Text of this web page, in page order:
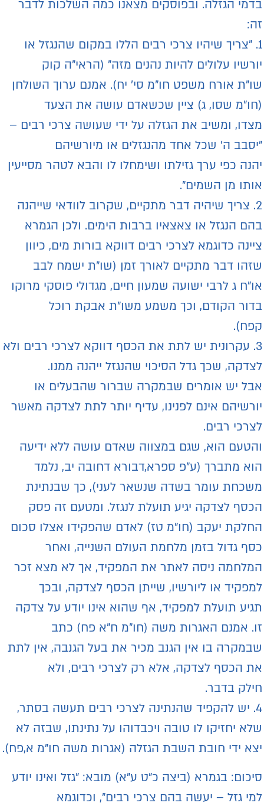
הגזלה. ובפוסקים מצאנו כמה השלכות לדבר
1. "צריך שיהיו צרכי רבים הללו במקום שהנגזל או
עלולים להיות נהנים מזה" (הראי"ה קוק
אורח משפט חו"מ סי' יח). אמנם ערוך השולחן
שסו, ג) ציין שכשאדם עושה את הצעד
ומשיב את הגזלה על ידי שעושה צרכי רבים –
ה' שכל אחד מהנגזלים או מיורשיהם
כפי ערך גזילתו ושימחלו לו והבא לטהר מסייעין
מן השמים".
2. צריך שיהיה דבר מתקיים, שקרוב לוודאי שייהנה
הנגזל או צאצאיו ברבות הימים. ולכן הגמרא
כדוגמא לצרכי רבים דווקא בורות מים, כיוון
דבר מתקיים לאורך זמן (שו"ת ישמח לבב
ג לרבי ישועה שמעון חיים, מגדולי פוסקי מרוקו
הקודם, וכך משמע משו"ת אבקת רוכל
3. עקרונית יש לתת את הכסף דווקא לצרכי רבים ולא
שכך גדל הסיכוי שהנגזל ייהנה ממנו.
יש אומרים שבמקרה שברור שהבעלים או
אינם לפנינו, עדיף יותר לתת לצדקה מאשר
רבים.
הוא, שגם במצווה שאדם עושה ללא ידיעה
מתברך (ע"פ ספרא,דבורא דחובה יב, נלמד
עומר בשדה שנשאר לעני), כך שבנתינת
לצדקה יגיע תועלת לנגזל. ומטעם זה פסק
יעקב (חו"מ טז) לאדם שהפקידו אצלו סכום
גדול בזמן מלחמת העולם השנייה, ואחר
ניסה לאתר את המפקיד, אך לא מצא זכר
או ליורשיו, שייתן הכסף לצדקה, ובכך
תועלת למפקיד, אף שהוא אינו יודע על צדקה
אמנם האגרות משה (חו"מ ח"א פח) כתב
בו אין הגנב מכיר את בעל הגנבה, אין לתת
הכסף לצדקה, אלא רק לצרכי רבים, ולא
בדבר.
4. יש להקפיד שהנתינה לצרכי רבים תעשה בסתר,
יחזיקו לו טובה ויכבדוהו על נתינתו, שבזה לא
ידי חובת השבת הגזלה (אגרות משה חו"מ א,פח).
בגמרא (ביצה כ"ט ע"א) מובא: "גזל ואינו יודע
גזל – יעשה בהם צרכי רבים", וכדוגמא